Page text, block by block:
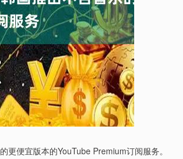
便宜版本的YouTube Premium订阅服务。
沪深300 4694.44 43.13